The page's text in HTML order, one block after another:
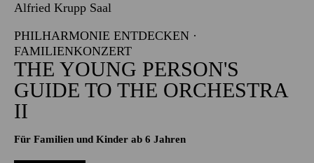
Alfried Krupp Saal
PHILHARMONIE ENTDECKEN ·
FAMILIENKONZERT
THE YOUNG PERSON'S
GUIDE TO THE ORCHESTRA
II
Für Familien und Kinder ab 6 Jahren